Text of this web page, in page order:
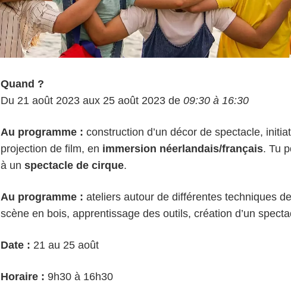
Quand ?
Du 21 août 2023 aux 25 août 2023 de 09:30 à 16:30
Au programme : construction d’un décor de spectacle,
projection de film, en immersion néerlandais/français. Tu
à un spectacle de cirque.
Au programme : ateliers autour de différentes techniques
scène en bois, apprentissage des outils, création d’un
Date : 21 au 25 août
Horaire : 9h30 à 16h30